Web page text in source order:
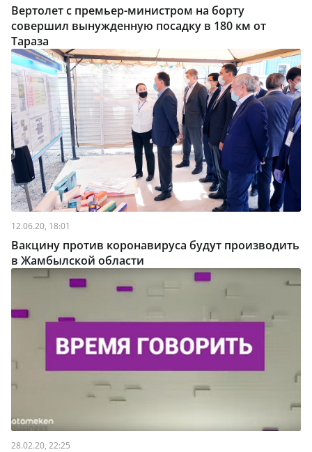
Вертолет с премьер-министром на борту
совершил вынужденную посадку в 180 км от
Тараза
12.06.20, 18:01
Вакцину против коронавируса будут производить
в Жамбылской области
28.02.20, 22:25